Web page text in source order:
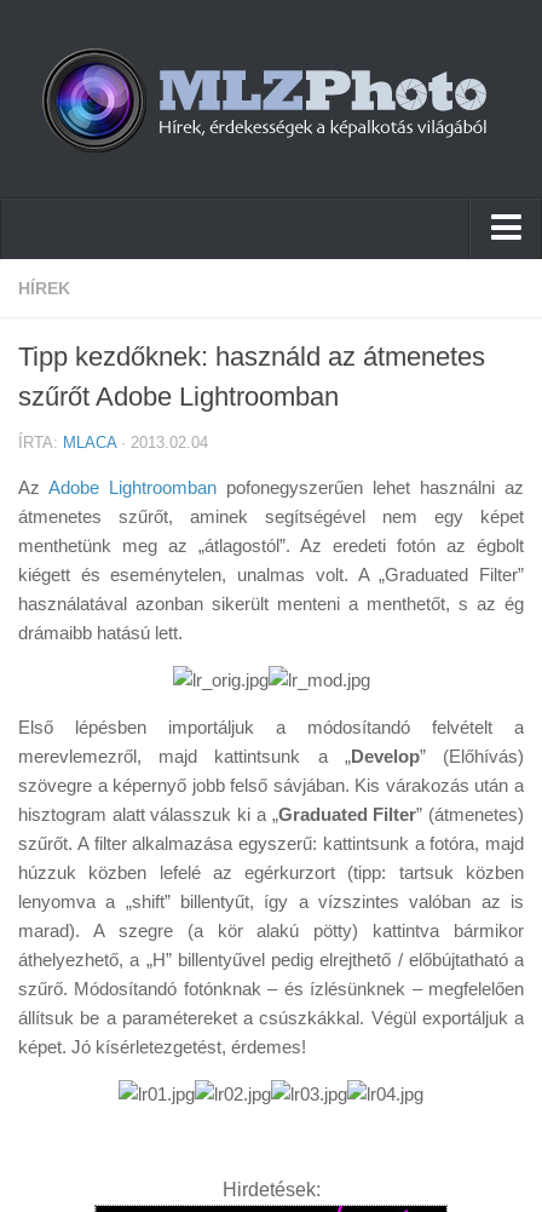
Hírek
Cikkek
Tudástár
Tanácsok
Érdekességek
Helyszíni Riport
HÍREK
Tipp kezdőknek: használd az átmenetes
szűrőt Adobe Lightroomban
ÍRTA: MLACA· 2013.02.04
Az Adobe Lightroomban pofonegyszerűen lehet használni az
átmenetes szűrőt, aminek segítségével nem egy képet
menthetünk meg az „átlagostól”. Az eredeti fotón az égbolt
kiégett és eseménytelen, unalmas volt. A „Graduated Filter”
használatával azonban sikerült menteni a menthetőt, s az ég
drámaibb hatású lett.
Első lépésben importáljuk a módosítandó felvételt a
merevlemezről, majd kattintsunk a „Develop” (Előhívás)
szövegre a képernyő jobb felső sávjában. Kis várakozás után a
hisztogram alatt válasszuk ki a „Graduated Filter” (átmenetes)
szűrőt. A filter alkalmazása egyszerű: kattintsunk a fotóra, majd
húzzuk közben lefelé az egérkurzort (tipp: tartsuk közben
lenyomva a „shift” billentyűt, így a vízszintes valóban az is
marad). A szegre (a kör alakú pötty) kattintva bármikor
áthelyezhető, a „H” billentyűvel pedig elrejthető / előbújtatható a
szűrő. Módosítandó fotónknak – és ízlésünknek – megfelelően
állítsuk be a paramétereket a csúszkákkal. Végül exportáljuk a
képet. Jó kísérletezgetést, érdemes!
Hirdetések: